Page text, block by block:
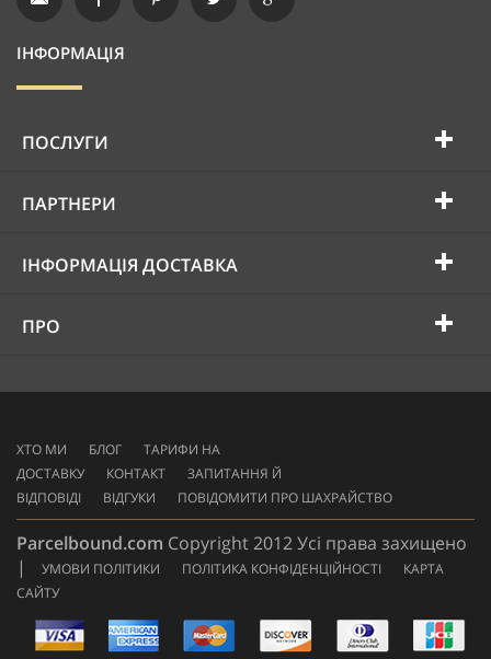
ІНФОРМАЦІЯ
ПОСЛУГИ
ПАРТНЕРИ
ІНФОРМАЦІЯ ДОСТАВКА
ПРО
ХТО МИ БЛОГ
ТАРИФИ НА
ДОСТАВКУ
КОНТАКТ
ЗАПИТАННЯ Й
ВІДПОВІДІ
ВІДГУКИ ПОВІДОМИТИ ПРО ШАХРАЙСТВО
Parcelbound.com Copyright 2012 Усі права захищено
|
УМОВИ ПОЛІТИКИ ПОЛІТИКА КОНФІДЕНЦІЙНОСТІ
КАРТА
САЙТУ
AMERICAN
EXPRESS